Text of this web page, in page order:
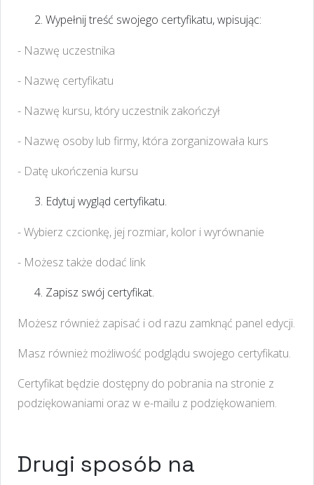
Wypełnij treść swojego certyfikatu, wpisując:
- Nazwę uczestnika
- Nazwę certyfikatu
- Nazwę kursu, który uczestnik zakończył
- Nazwę osoby lub firmy, która zorganizowała kurs
- Datę ukończenia kursu
Edytuj wygląd certyfikatu.
- Wybierz czcionkę, jej rozmiar, kolor i wyrównanie
- Możesz także dodać link
Zapisz swój certyfikat.
Możesz również zapisać i od razu zamknąć panel edycji.
Masz również możliwość podglądu swojego certyfikatu.
Certyfikat będzie dostępny do pobrania na stronie z
podziękowaniami oraz w e-mailu z podziękowaniem.
Drugi sposób na